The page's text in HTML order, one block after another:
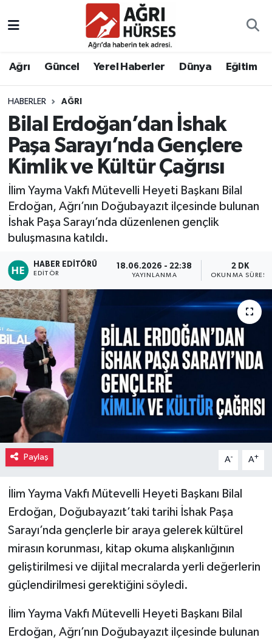
Ağrı Güncel Yerel Haberler Dünya Eğitim
HABERLER AĞRI
Bilal Erdoğan’dan İshak
Paşa Sarayı’nda Gençlere
Kimlik ve Kültür Çağrısı
İlim Yayma Vakfı Mütevelli Heyeti Başkanı Bilal
Erdoğan, Ağrı’nın Doğubayazıt ilçesinde bulunan
İshak Paşa Sarayı’nda düzenlenen gençlik
buluşmasına katıldı.
HABER EDITÖRÜ
EDITÖR
18.06.2026 - 22:38
YAYINLANMA
2 DK
OKUNMA SÜRESI
Paylaş A- A+
İlim Yayma Vakfı Mütevelli Heyeti Başkanı Bilal
Erdoğan, Doğubayazıt’taki tarihi İshak Paşa
Sarayı’nda gençlerle bir araya gelerek kültürel
mirasın korunması, kitap okuma alışkanlığının
geliştirilmesi ve dijital mecralarda yerli değerlerin
güçlendirilmesi gerektiğini söyledi.
İlim Yayma Vakfı Mütevelli Heyeti Başkanı Bilal
Erdoğan, Ağrı’nın Doğubayazıt ilçesinde bulunan
Hava Durumu
Tüm Manşetler
Son Dakika Haberleri
Haber Arşivi